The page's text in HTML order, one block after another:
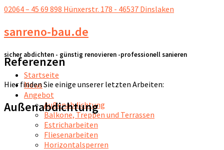
02064 – 45 69 898 Hünxerstr. 178 - 46537 Dinslaken
sanreno-bau.de
sicher abdichten - günstig renovieren -professionell sanieren
Startseite
News
Angebot
Außenabdichtung
Balkone, Treppen und Terrassen
Estricharbeiten
Fliesenarbeiten
Horizontalsperren
Referenzen
Hier finden Sie einige unserer letzten Arbeiten:
Außenabdichtung